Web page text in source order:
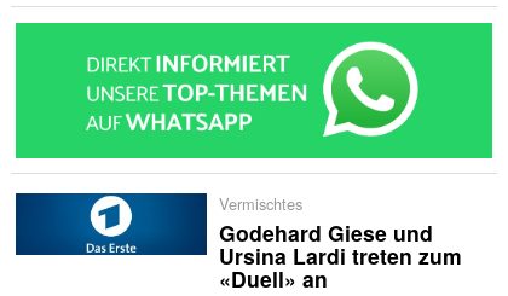
Vermischtes
Godehard Giese und
Ursina Lardi treten zum
«Duell» an